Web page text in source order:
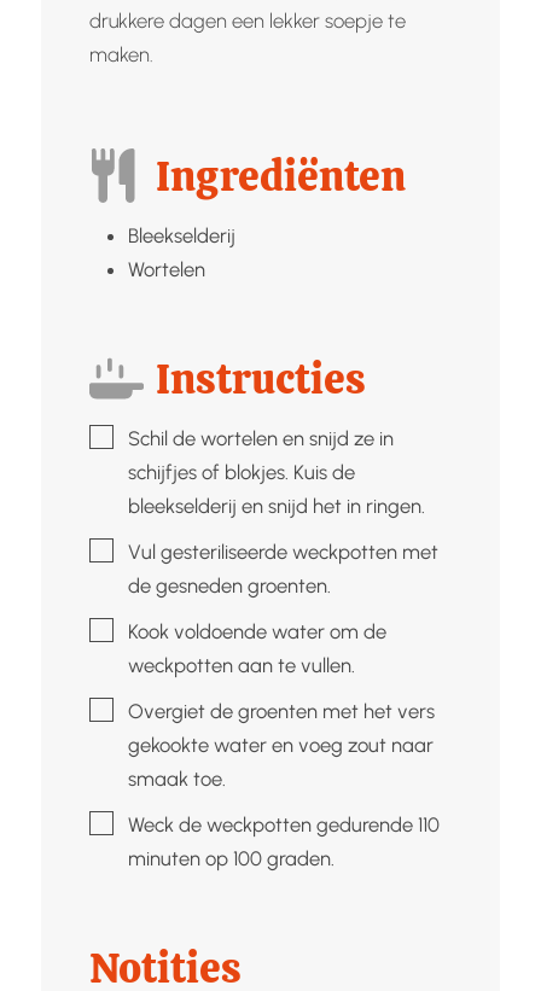
drukkere dagen een lekker soepje te
maken.
Ingrediënten
Bleekselderij
Wortelen
Instructies
▢Schil de wortelen en snijd ze in
schijfjes of blokjes. Kuis de
bleekselderij en snijd het in ringen.
▢Vul gesteriliseerde weckpotten met
de gesneden groenten.
▢Kook voldoende water om de
weckpotten aan te vullen.
▢
Overgiet de groenten met het vers
gekookte water en voeg zout naar
smaak toe.
▢Weck de weckpotten gedurende 110
minuten op 100 graden.
Notities